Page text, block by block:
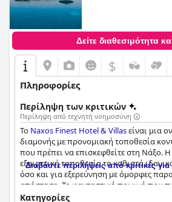
Δείτε διαθεσιμότητα
$
Πληροφορίες
Περίληψη των κριτικών
Περίληψη από τεχνητή νοημοσύνη
Το Naxos Finest Hotel & Villasείναι μια
διαμονής με προνομιακή τοποθεσία
που πρέπει να επισκεφθείτε στη Νάξο.
εξαιρετική τοποθεσία το καθιστά
όσο και για εξερεύνηση με όμορφες
απόσταση. Το φανταστικό πρωινό που
ισχυρό σημείο πώλησης με μεγάλη
Διαβάστε περιλήψεις από κριτικές για
Κατηγορίες